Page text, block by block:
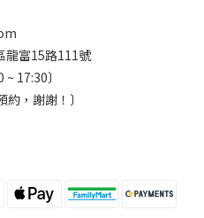
龍富15路111號
17:30〕
約，謝謝！〕